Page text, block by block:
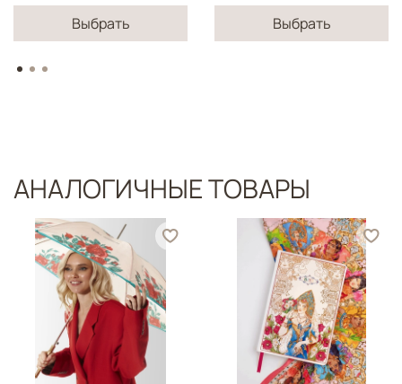
Выбрать
Выбрать
АНАЛОГИЧНЫЕ ТОВАРЫ